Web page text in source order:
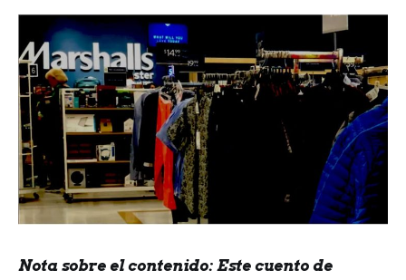
Nota sobre el contenido: Este cuento de